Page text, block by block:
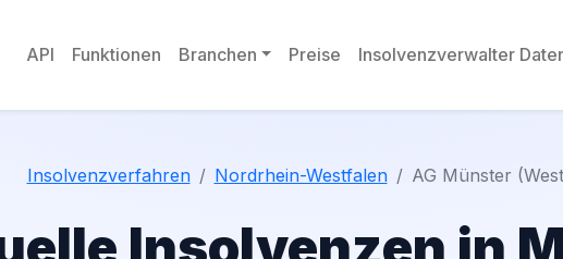
API Funktionen Branchen Preise Insolvenzverwalter
Insolvenzverfahren Nordrhein-Westfalen AG Münster